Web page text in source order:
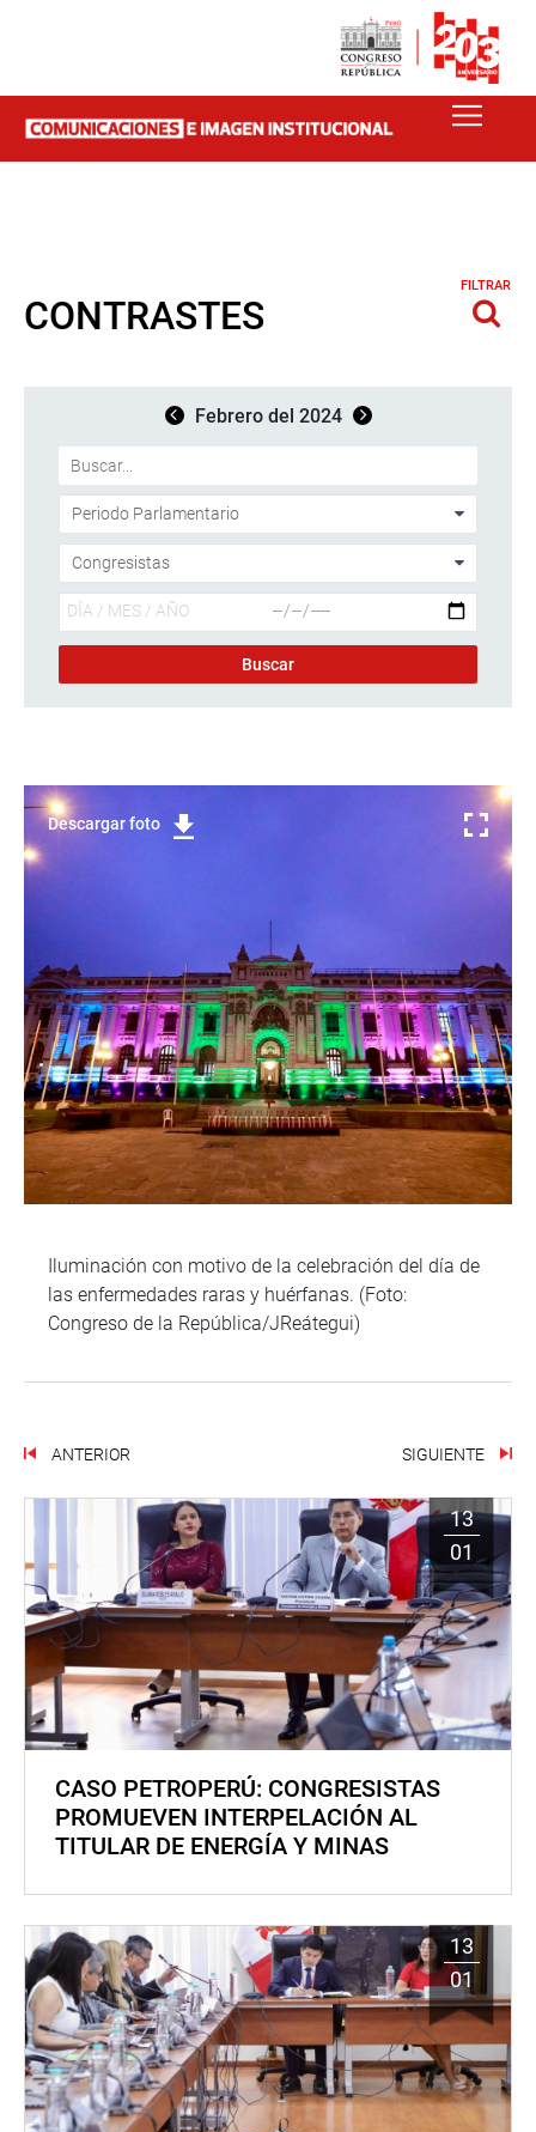
CONTRASTES
FILTRAR
Febrero del 2024
Descargar foto
Iluminación con motivo de la celebración del día de
las enfermedades raras y huérfanas. (Foto:
Congreso de la República/JReátegui)
ANTERIOR SIGUIENTE
13
01
CASO PETROPERÚ: CONGRESISTAS
PROMUEVEN INTERPELACIÓN AL
TITULAR DE ENERGÍA Y MINAS
13
01